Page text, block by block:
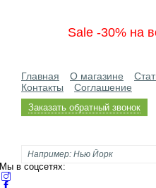
Sale -30% на
Главная О магазине
Контакты
Соглашение
Заказать обратный звонок
Мы в соцсетях: